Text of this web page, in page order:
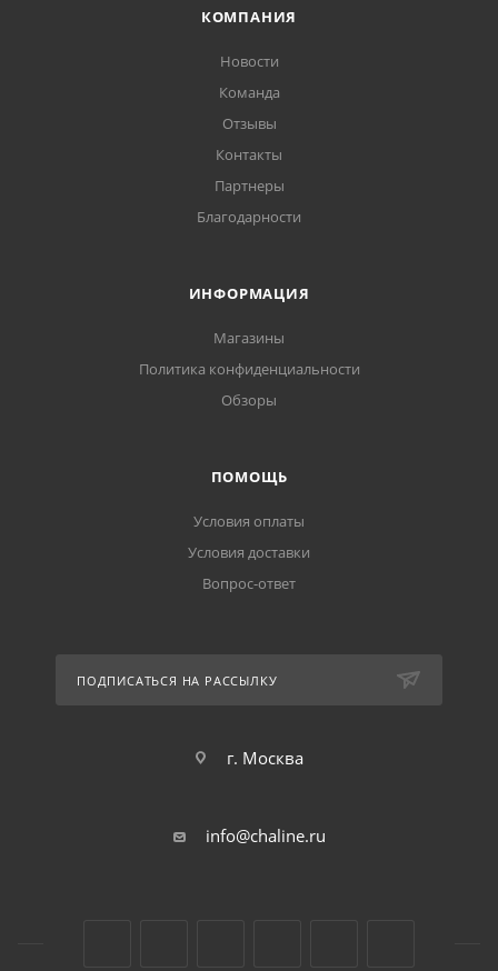
КОМПАНИЯ
Новости
Команда
Отзывы
Контакты
Партнеры
Благодарности
ИНФОРМАЦИЯ
Магазины
Политика конфиденциальности
Обзоры
ПОМОЩЬ
Условия оплаты
Условия доставки
Вопрос-ответ
ПОДПИСАТЬСЯ НА РАССЫЛКУ
г. Москва
info@chaline.ru